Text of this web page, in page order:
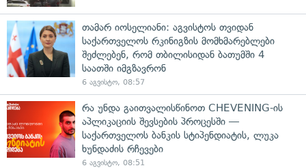
თამარ იოსელიანი: აგვისტოს თვიდან
საქართველოს რკინიგზის მომხმარებლები
შეძლებენ, რომ თბილისიდან ბათუმში 4
საათში იმგზავრონ
6 აგვისტო, 08:57
რა უნდა გაითვალისწინოთ CHEVENING-ის
აპლიკაციის შევსების პროცესში —
საქართველოს ბანკის სტიპენდიატის, ლუკა
ხუნდაძის რჩევები
6 აგვისტო, 08:51